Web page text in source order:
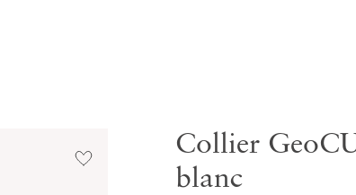
Collier
blanc